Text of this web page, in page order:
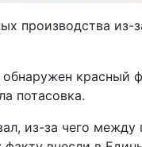
производства
потасовка.
из-за чего